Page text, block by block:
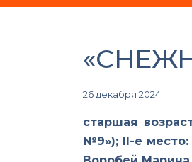
26 декабря 2024
старшая
№9»); II-e